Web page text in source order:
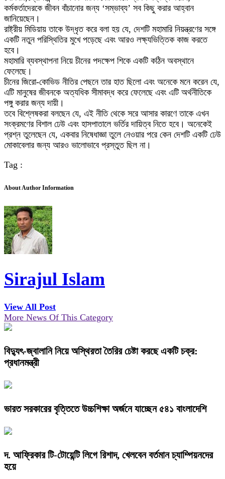
কর্মকর্তাদেরকে জীবন বাঁচানোর জন্য ‘সম্ভাব্য’ সব কিছু করার আহ্বান
জানিয়েছেন।
রাষ্ট্রীয় মিডিয়ায় তাকে উদ্ধৃত করে বলা হয় যে, দেশটি মহামারি নিয়ন্ত্রণের সঙ্গে
একটি নতুন পরিস্থিতির মুখে পড়েছে এবং আরও লক্ষ্যভিত্তিক কাজ করতে
হবে।
মহামারি ব্যবস্থাপনা নিয়ে চীনের পদক্ষেপ শিকে একটি কঠিন অবস্থানে
ফেলেছে।
চীনের জিরো-কোভিড নীতির পেছনে তার হাত ছিলো এবং অনেকে মনে করেন যে,
এটি মানুষের জীবনকে অত্যধিক সীমাবদ্ধ করে ফেলেছে এবং এটি অর্থনীতিকে
পঙ্গু করার জন্য দায়ী।
তবে বিশ্লেষকরা বলছেন যে, এই নীতি থেকে সরে আসার কারণে তাকে এখন
সংক্রমণের বিশাল ঢেউ এবং হাসপাতালে ভর্তির দায়িত্ব নিতে হবে। অনেকেই
প্রশ্ন তুলেছেন যে, একবার নিষেধাজ্ঞা তুলে নেওয়ার পরে কেন দেশটি একটি ঢেউ
মোকাবেলার জন্য আরও ভালোভাবে প্রস্তুত ছিল না।
Tag :
About Author Information
Sirajul Islam
View All Post
More News Of This Category
বিদ্যুৎ-জ্বালানি নিয়ে অস্থিরতা তৈরির চেষ্টা করছে একটি চক্র:
প্রধানমন্ত্রী
ভারত সরকারের বৃত্তিতে উচ্চশিক্ষা অর্জনে যাচ্ছেন ৫৪১ বাংলাদেশি
দ. আফ্রিকার টি-টোয়েন্টি লিগে রিশাদ, খেলবেন বর্তমান চ্যাম্পিয়নদের
হয়ে